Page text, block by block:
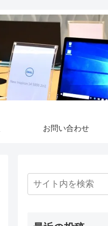
お問い合わせ